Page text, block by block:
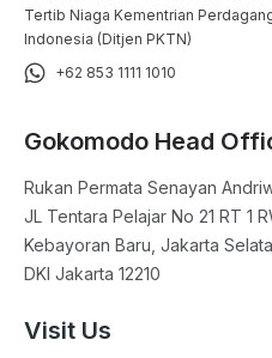
Tertib Niaga Kementrian
Indonesia (Ditjen PKTN)
+62 853 1111 1010
Gokomodo Head
Rukan Permata Senayan
JL Tentara Pelajar No 21 RT 1
Kebayoran Baru, Jakarta
DKI Jakarta 12210
Visit Us